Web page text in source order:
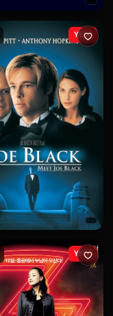
YENİ
YENİ